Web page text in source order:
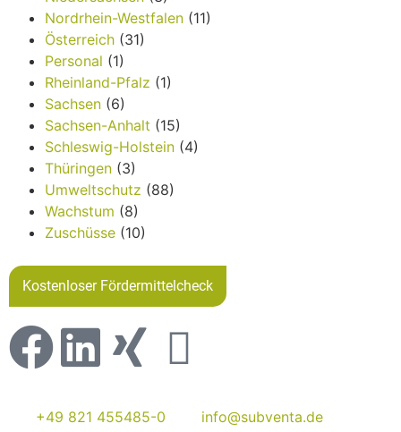
Nordrhein-Westfalen (11)
Österreich (31)
Personal (1)
Rheinland-Pfalz (1)
Sachsen (6)
Sachsen-Anhalt (15)
Schleswig-Holstein (4)
Thüringen (3)
Umweltschutz (88)
Wachstum (8)
Zuschüsse (10)
Kostenloser Fördermittelcheck
+49 821 455485-0 info@subventa.de